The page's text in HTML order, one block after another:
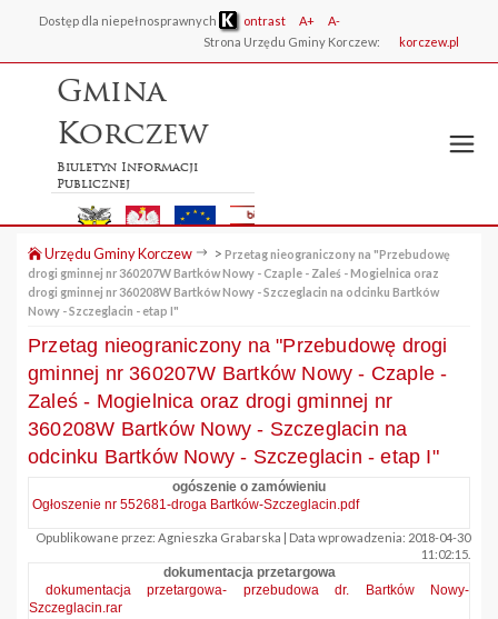
Dostęp dla niepełnosprawnych ontrast A+
A-
Strona Urzędu Gminy Korczew:
korczew.pl
Gmina
Korczew
Biuletyn Informacji
Publicznej
Urzędu Gminy Korczew > Przetag nieograniczony na "Przebudowę
drogi gminnej nr 360207W Bartków Nowy - Czaple - Zaleś - Mogielnica oraz
drogi gminnej nr 360208W Bartków Nowy - Szczeglacin na odcinku Bartków
Nowy - Szczeglacin - etap I"
Przetag nieograniczony na "Przebudowę drogi
gminnej nr 360207W Bartków Nowy - Czaple -
Zaleś - Mogielnica oraz drogi gminnej nr
360208W Bartków Nowy - Szczeglacin na
odcinku Bartków Nowy - Szczeglacin - etap I"
ogószenie o zamówieniu
Ogłoszenie nr 552681-droga Bartków-Szczeglacin.pdf
Opublikowane przez: Agnieszka Grabarska | Data wprowadzenia: 2018-04-30
11:02:15.
dokumentacja przetargowa
dokumentacja przetargowa- przebudowa dr. Bartków Nowy-
Szczeglacin.rar